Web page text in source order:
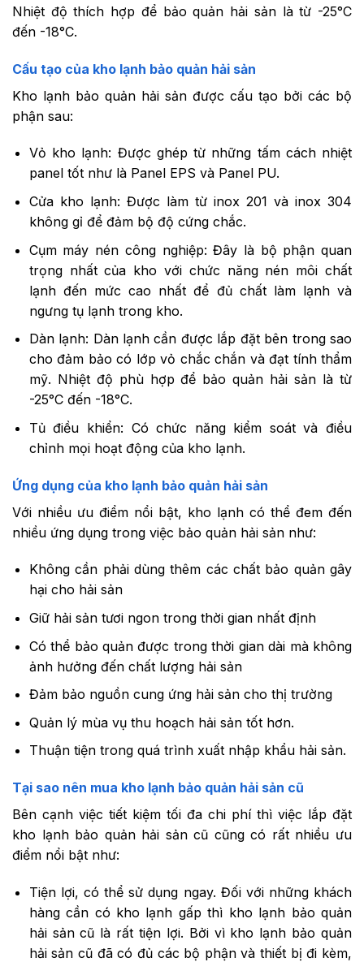
Nhiệt độ thích hợp để bảo quản hải sản là từ -25°C
đến -18°C.
Cấu tạo của kho lạnh bảo quản hải sản
Kho lạnh bảo quản hải sản được cấu tạo bởi các bộ
phận sau:
Vỏ kho lạnh: Được ghép từ những tấm cách nhiệt
panel tốt như là Panel EPS và Panel PU.
Cửa kho lạnh: Được làm từ inox 201 và inox 304
không gỉ để đảm bộ độ cứng chắc.
Cụm máy nén công nghiệp: Đây là bộ phận quan
trọng nhất của kho với chức năng nén môi chất
lạnh đến mức cao nhất để đủ chất làm lạnh và
ngưng tụ lạnh trong kho.
Dàn lạnh: Dàn lạnh cần được lắp đặt bên trong sao
cho đảm bảo có lớp vỏ chắc chắn và đạt tính thẩm
mỹ. Nhiệt độ phù hợp để bảo quản hải sản là từ
-25°C đến -18°C.
Tủ điều khiển: Có chức năng kiểm soát và điều
chỉnh mọi hoạt động của kho lạnh.
Ứng dụng của kho lạnh bảo quản hải sản
Với nhiều ưu điểm nổi bật, kho lạnh có thể đem đến
nhiều ứng dụng trong việc bảo quản hải sản như:
Không cần phải dùng thêm các chất bảo quản gây
hại cho hải sản
Giữ hải sản tươi ngon trong thời gian nhất định
Có thể bảo quản được trong thời gian dài mà không
ảnh hưởng đến chất lượng hải sản
Đảm bảo nguồn cung ứng hải sản cho thị trường
Quản lý mùa vụ thu hoạch hải sản tốt hơn.
Thuận tiện trong quá trình xuất nhập khẩu hải sản.
Tại sao nên mua kho lạnh bảo quản hải sản cũ
Bên cạnh việc tiết kiệm tối đa chi phí thì việc lắp đặt
kho lạnh bảo quản hải sản cũ cũng có rất nhiều ưu
điểm nổi bật như:
Tiện lợi, có thể sử dụng ngay. Đối với những khách
hàng cần có kho lạnh gấp thì kho lạnh bảo quản
hải sản cũ là rất tiện lợi. Bởi vì kho lạnh bảo quản
hải sản cũ đã có đủ các bộ phận và thiết bị đi kèm,